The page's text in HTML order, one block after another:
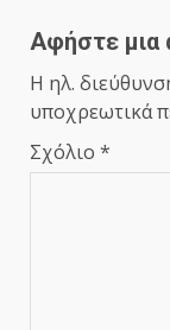
Αφήστε μια
Η ηλ.
υποχρεωτικά
Σχόλιο *